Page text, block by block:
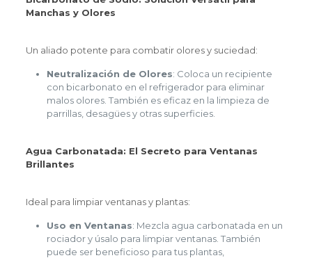
Manchas y Olores
Un aliado potente para combatir olores y suciedad:
Neutralización de Olores: Coloca un recipiente
con bicarbonato en el refrigerador para eliminar
malos olores. También es eficaz en la limpieza de
parrillas, desagües y otras superficies.
Agua Carbonatada: El Secreto para Ventanas
Brillantes
Ideal para limpiar ventanas y plantas:
Uso en Ventanas: Mezcla agua carbonatada en un
rociador y úsalo para limpiar ventanas. También
puede ser beneficioso para tus plantas,